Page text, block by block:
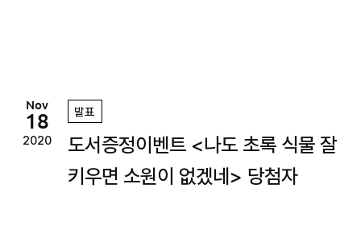
Nov
18
2020
발표
도서증정이벤트 <나도 초록 식물 잘
키우면 소원이 없겠네> 당첨자